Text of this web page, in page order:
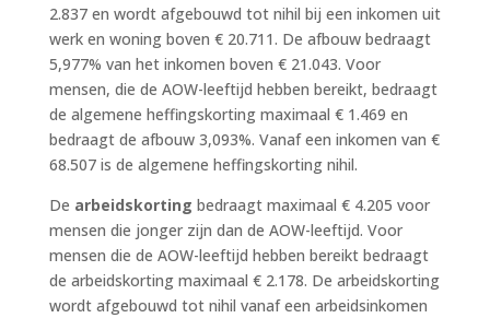
2.837 en wordt afgebouwd tot nihil bij een inkomen uit
werk en woning boven € 20.711. De afbouw bedraagt
5,977% van het inkomen boven € 21.043. Voor
mensen, die de AOW-leeftijd hebben bereikt, bedraagt
de algemene heffingskorting maximaal € 1.469 en
bedraagt de afbouw 3,093%. Vanaf een inkomen van €
68.507 is de algemene heffingskorting nihil.
De arbeidskorting bedraagt maximaal € 4.205 voor
mensen die jonger zijn dan de AOW-leeftijd. Voor
mensen die de AOW-leeftijd hebben bereikt bedraagt
de arbeidskorting maximaal € 2.178. De arbeidskorting
wordt afgebouwd tot nihil vanaf een arbeidsinkomen